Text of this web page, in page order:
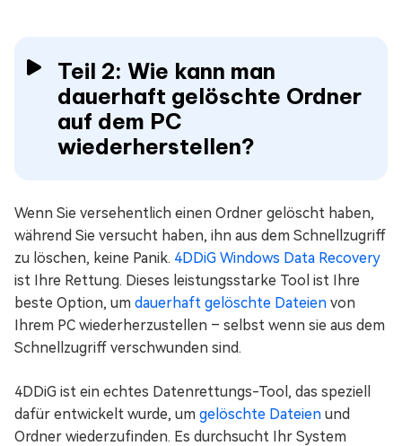
Teil 2: Wie kann man
dauerhaft gelöschte Ordner
auf dem PC
wiederherstellen?
Wenn Sie versehentlich einen Ordner gelöscht haben,
während Sie versucht haben, ihn aus dem Schnellzugriff
zu löschen, keine Panik. 4DDiG Windows Data Recovery
ist Ihre Rettung. Dieses leistungsstarke Tool ist Ihre
beste Option, um dauerhaft gelöschte Dateien von
Ihrem PC wiederherzustellen – selbst wenn sie aus dem
Schnellzugriff verschwunden sind.
4DDiG ist ein echtes Datenrettungs-Tool, das speziell
dafür entwickelt wurde, um gelöschte Dateien und
Ordner wiederzufinden. Es durchsucht Ihr System